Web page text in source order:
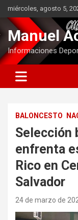
Saltar
contenido
miércoles, agosto 5,
Manuel
Informaciones
BALONCESTO
Selección
enfrenta
Rico en
Salvador
24 de marzo de